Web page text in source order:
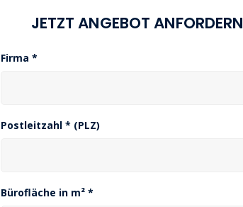
JETZT ANGEBOT ANFORDERN
Firma *
Postleitzahl * (PLZ)
Bürofläche in m² *